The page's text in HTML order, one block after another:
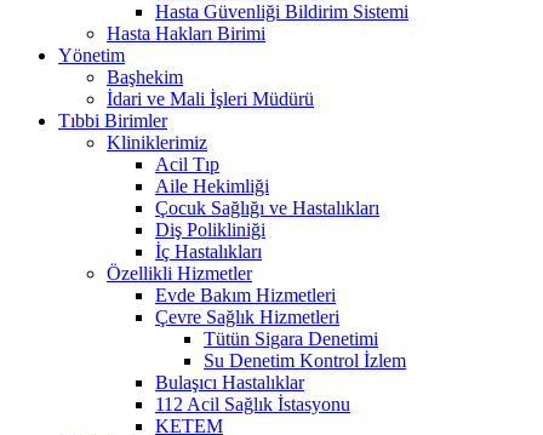
Hasta Güvenliği Bildirim Sistemi
Hasta Hakları Birimi
Yönetim
Başhekim
İdari ve Mali İşleri Müdürü
Tıbbi Birimler
Kliniklerimiz
Acil Tıp
Aile Hekimliği
Çocuk Sağlığı ve Hastalıkları
Diş Polikliniği
İç Hastalıkları
Özellikli Hizmetler
Evde Bakım Hizmetleri
Çevre Sağlık Hizmetleri
Tütün Sigara Denetimi
Su Denetim Kontrol İzlem
Bulaşıcı Hastalıklar
112 Acil Sağlık İstasyonu
KETEM